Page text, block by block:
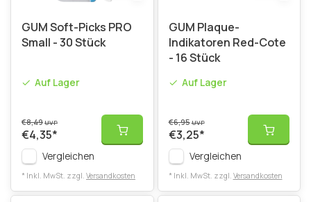
GUM Soft-Picks PRO
Small - 30 Stück
Auf Lager
€8,49UVP
€4,35*
Vergleichen
* Inkl. MwSt. zzgl. Versandkosten
GUM Plaque-
Indikatoren Red-Cote
- 16 Stück
Auf Lager
€6,95UVP
€3,25*
Vergleichen
* Inkl. MwSt. zzgl. Versandkosten